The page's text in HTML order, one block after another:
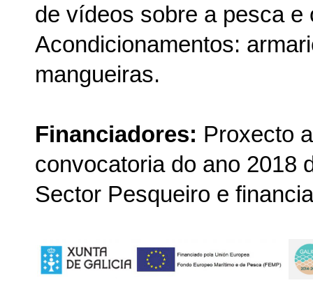
de vídeos sobre a pesca e
Acondicionamentos:
mangueiras.
Financiadores: Proxecto
convocatoria do ano 2018
Sector Pesqueiro e